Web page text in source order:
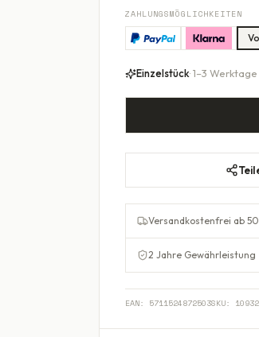
ZAHLUNGSMÖGLICHKEITEN
Einzelstück· 1–3 Werktage
Versandkostenfrei ab
2 Jahre Gewährleistung
EAN: 5711524872503SKU: